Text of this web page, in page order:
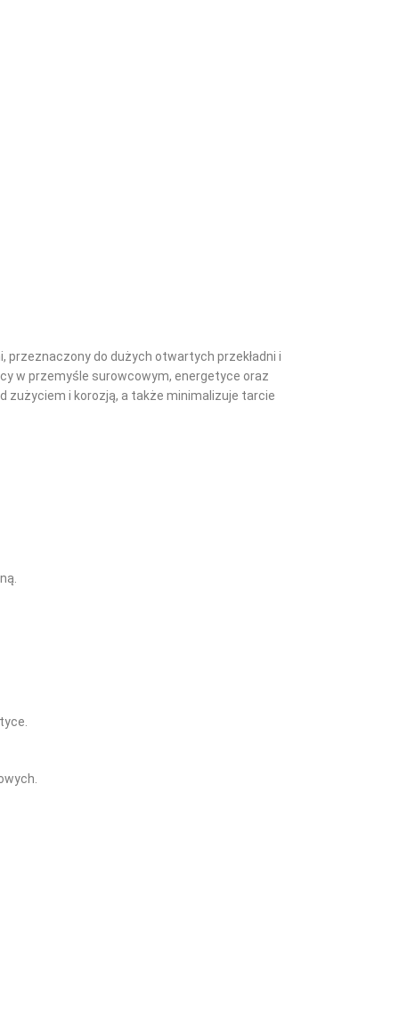
przeznaczony do dużych otwartych przekładni i
w przemyśle surowcowym, energetyce oraz
zużyciem i korozją, a także minimalizuje tarcie